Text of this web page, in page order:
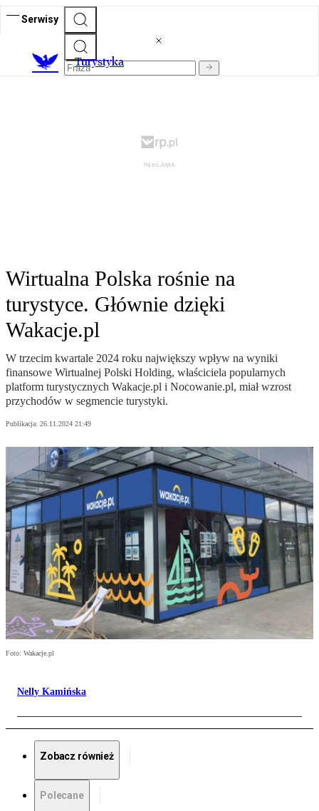
Serwisy
Turystyka
Wirtualna Polska rośnie na
turystyce. Głównie dzięki
Wakacje.pl
W trzecim kwartale 2024 roku największy wpływ na wyniki
finansowe Wirtualnej Polski Holding, właściciela popularnych
platform turystycznych Wakacje.pl i Nocowanie.pl, miał wzrost
przychodów w segmencie turystyki.
Publikacja: 26.11.2024 21:49
Foto: Wakacje.pl
Nelly Kamińska
Zobacz również
Polecane